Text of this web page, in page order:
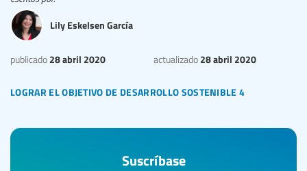
lograr el objetivo de desarrollo sostenible 4
publicado 28 abril 2020 actualizado 28 abril 2020
Lily Eskelsen García
Suscríbase